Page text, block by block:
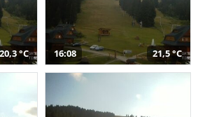
20,3 °C 16:08 21,5 °C